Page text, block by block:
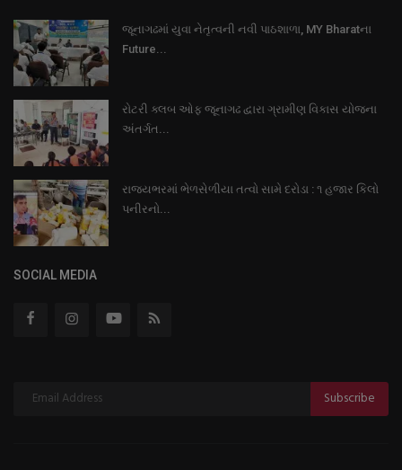
જૂનાગઢમાં યુવા નેતૃત્વની નવી પાઠશાળા, MY Bharatના
Future...
રોટરી ક્લબ ઓફ જૂનાગઢ દ્વારા ગ્રામીણ વિકાસ યોજના
અંતર્ગત...
રાજ્યભરમાં ભેળસેળીયા તત્વો સામે દરોડા : ૧ હજાર કિલો
પનીરનો...
SOCIAL MEDIA
Subscribe